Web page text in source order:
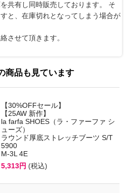
共有し同時販売しております。 そ
と、在庫切れとなってしまう場合が
させて頂きます。
商品も見ています
【30%OFFセール】
【25AW 新作】
la farfa SHOES（ラ・ファーファ シ
ューズ）
ラウンド厚底ストレッチブーツ S/T
5900
M-3L 4E
5,313円 (税込)